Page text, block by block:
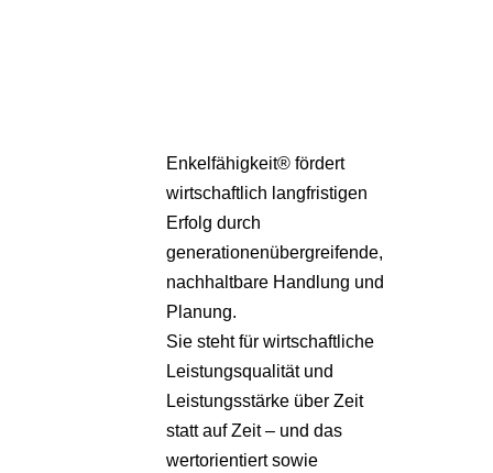
Enkelfähigkeit® fördert
wirtschaftlich langfristigen
Erfolg durch
generationenübergreifende,
nachhaltbare Handlung und
Planung.
Sie steht für wirtschaftliche
Leistungsqualität und
Leistungsstärke über Zeit
statt auf Zeit – und das
wertorientiert sowie